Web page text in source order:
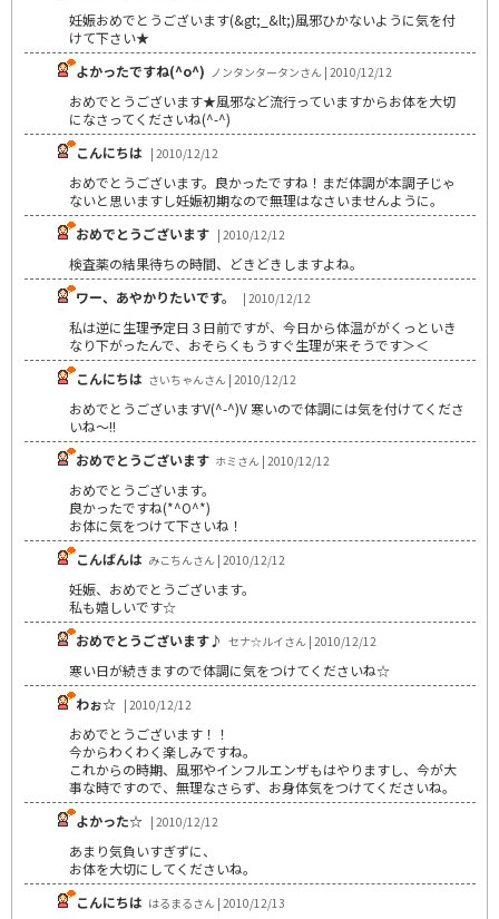
妊娠おめでとうございます(&gt;_&lt;)風邪ひかないように気を付
けて下さい★
よかったですね(^o^) ノンタンタータンさん | 2010/12/12
おめでとうございます★風邪など流行っていますからお体を大切
になさってくださいね(^-^)
こんにちは | 2010/12/12
おめでとうございます。良かったですね！まだ体調が本調子じゃ
ないと思いますし妊娠初期なので無理はなさいませんように。
おめでとうございます | 2010/12/12
検査薬の結果待ちの時間、どきどきしますよね。
ワー、あやかりたいです。
| 2010/12/12
私は逆に生理予定日３日前ですが、今日から体温ががくっといき
なり下がったんで、おそらくもうすぐ生理が来そうです＞＜
こんにちは さいちゃんさん | 2010/12/12
おめでとうございますV(^-^)V 寒いので体調には気を付けてくださ
いね～!!
おめでとうございます ホミさん | 2010/12/12
おめでとうございます。
良かったですね(*^O^*)
お体に気をつけて下さいね！
こんばんは みこちんさん | 2010/12/12
妊娠、おめでとうございます。
私も嬉しいです☆
おめでとうございます♪ セナ☆ルイさん | 2010/12/12
寒い日が続きますので体調に気をつけてくださいね☆
わぉ☆ | 2010/12/12
おめでとうございます！！
今からわくわく楽しみですね。
これからの時期、風邪やインフルエンザもはやりますし、今が大
事な時ですので、無理なさらず、お身体気をつけてくださいね。
よかった☆ | 2010/12/12
あまり気負いすぎずに、
お体を大切にしてくださいね。
こんにちは はるまるさん | 2010/12/13